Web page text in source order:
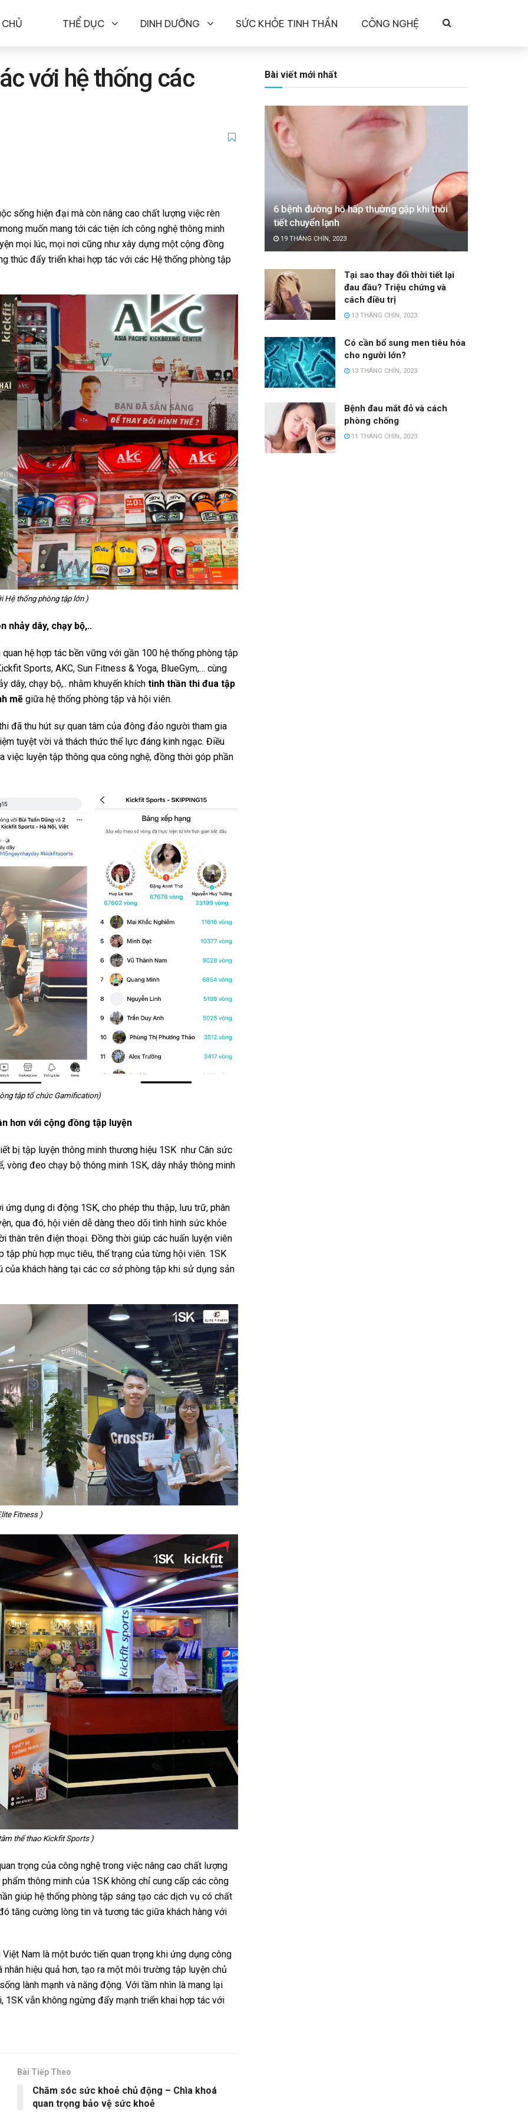
THỂ DỤC DINH DƯỠNG SỨC KHỎE TINH THẦN CÔNG NGHỆ
với hệ thống các
sống hiện đại mà còn nâng cao chất lượng việc rèn
muốn mang tới các tiện ích công nghệ thông minh
mọi lúc, mọi nơi cũng như xây dựng một cộng đồng
thúc đẩy triển khai hợp tác với các Hệ thống phòng tập
Hệ thống phòng tập lớn )
nhảy dây, chạy bộ,..
hệ hợp tác bền vững với gần 100 hệ thống phòng tập
Sports, AKC, Sun Fitness & Yoga, BlueGym,… cùng
dây, chạy bộ,.. nhằm khuyến khích tinh thần thi đua tập
mẽ giữa hệ thống phòng tập và hội viên.
đã thu hút sự quan tâm của đông đảo người tham gia
tuyệt vời và thách thức thể lực đáng kinh ngạc. Điều
luyện tập thông qua công nghệ, đồng thời góp phần
tập tổ chức Gamification)
hơn với cộng đồng tập luyện
bị tập luyện thông minh thương hiệu 1SK như Cân sức
đeo chạy bộ thông minh 1SK, dây nhảy thông minh
dụng di động 1SK, cho phép thu thập, lưu trữ, phân
qua đó, hội viên dễ dàng theo dõi tình hình sức khỏe
thân trên điện thoại. Đồng thời giúp các huấn luyện viên
phù hợp mục tiêu, thể trạng của từng hội viên. 1SK
khách hàng tại các cơ sở phòng tập khi sử dụng sản
Fitness )
thể thao Kickfit Sports )
trọng của công nghệ trong việc nâng cao chất lượng
thông minh của 1SK không chỉ cung cấp các công
giúp hệ thống phòng tập sáng tạo các dịch vụ có chất
tăng cường lòng tin và tương tác giữa khách hàng với
Nam là một bước tiến quan trọng khi ứng dụng công
hiệu quả hơn, tạo ra một môi trường tập luyện chủ
lành mạnh và năng động. Với tầm nhìn là mang lại
vẫn không ngừng đẩy mạnh triển khai hợp tác với
Bài Tiếp Theo
Chăm sóc sức khoẻ chủ động – Chìa khoá
quan trọng bảo vệ sức khoẻ
Bài viết mới nhất
6 bệnh đường hô hấp thường gặp khi thời
tiết chuyển lạnh
19 THÁNG CHÍN, 2023
Tại sao thay đổi thời tiết lại
đau đầu? Triệu chứng và
cách điều trị
13 THÁNG CHÍN, 2023
Có cần bổ sung men tiêu hóa
cho người lớn?
13 THÁNG CHÍN, 2023
Bệnh đau mắt đỏ và cách
phòng chống
11 THÁNG CHÍN, 2023